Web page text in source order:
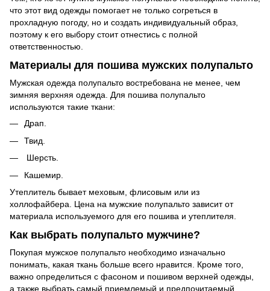
что этот вид одежды помогает не только согреться в
прохладную погоду, но и создать индивидуальный образ,
поэтому к его выбору стоит отнестись с полной
ответственностью.
Материалы для пошива мужских полупальто
Мужская одежда полупальто востребована не менее, чем
зимняя верхняя одежда. Для пошива полупальто
используются такие ткани:
Драп.
Твид.
Шерсть.
Кашемир.
Утеплитель бывает меховым, флисовым или из
холлофайбера. Цена на мужские полупальто зависит от
материала используемого для его пошива и утеплителя.
Как выбрать полупальто мужчине?
Покупая мужское полупальто необходимо изначально
понимать, какая ткань больше всего нравится. Кроме того,
важно определиться с фасоном и пошивом верхней одежды,
а также выбрать самый приемлемый и предпочитаемый